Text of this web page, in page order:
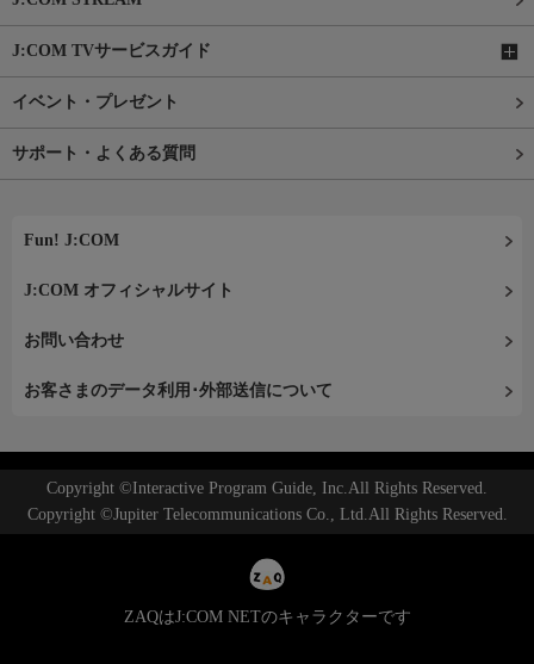
J:COM TVサービスガイド
イベント・プレゼント
サポート・よくある質問
Fun! J:COM
J:COM オフィシャルサイト
お問い合わせ
お客さまのデータ利用･外部送信について
Copyright ©Interactive Program Guide, Inc.All Rights Reserved.
Copyright ©Jupiter Telecommunications Co., Ltd.All Rights Reserved.
ZAQはJ:COM NETのキャラクターです